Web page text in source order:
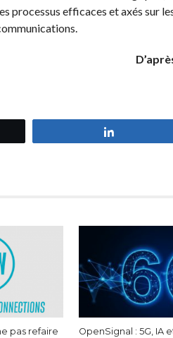
processus efficaces et axés sur
pas refaire
OpenSignal : 5G, IA